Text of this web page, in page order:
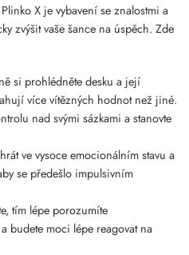
X je vybavení se znalostmi a
zvýšit vaše šance na úspěch. Zde
si prohlédněte desku a její
více vítězných hodnot než jiné.
nad svými sázkami a stanovte
ve vysoce emocionálním stavu a
se předešlo impulsivním
tím lépe porozumíte
budete moci lépe reagovat na